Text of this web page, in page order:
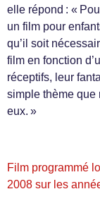
elle répond : «
un film pour
qu’il soit
film en fonction
réceptifs, leur
simple thème que
eux. »
Film programmé
2008 sur les